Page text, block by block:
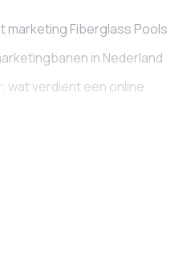
Fiberglass Pools
in Nederland
wat verdient een online